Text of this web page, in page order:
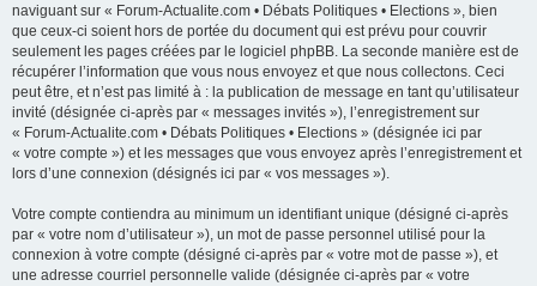
naviguant sur « Forum-Actualite.com • Débats Politiques • Elections », bien
que ceux-ci soient hors de portée du document qui est prévu pour couvrir
seulement les pages créées par le logiciel phpBB. La seconde manière est de
récupérer l’information que vous nous envoyez et que nous collectons. Ceci
peut être, et n’est pas limité à : la publication de message en tant qu’utilisateur
invité (désignée ci-après par « messages invités »), l’enregistrement sur
« Forum-Actualite.com • Débats Politiques • Elections » (désignée ici par
« votre compte ») et les messages que vous envoyez après l’enregistrement et
lors d’une connexion (désignés ici par « vos messages »).
Votre compte contiendra au minimum un identifiant unique (désigné ci-après
par « votre nom d’utilisateur »), un mot de passe personnel utilisé pour la
connexion à votre compte (désigné ci-après par « votre mot de passe »), et
une adresse courriel personnelle valide (désignée ci-après par « votre